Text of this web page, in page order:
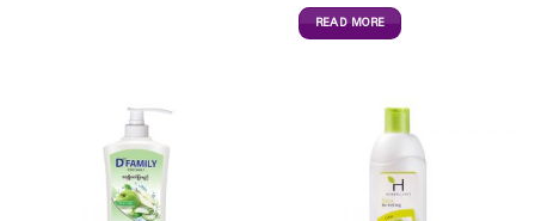
READ MORE